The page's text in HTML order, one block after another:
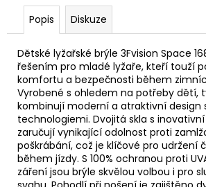
Popis Diskuze
Dětské lyžařské brýle 3Fvision Space
řešením pro mladé lyžaře, kteří touží
komfortu a bezpečnosti během
Vyrobené s ohledem na potřeby dětí,
kombinují moderní a atraktivní design
technologiemi. Dvojitá skla s
zaručují vynikající odolnost proti
poškrábání, což je klíčové pro udržení
během jízdy. S 100% ochranou proti
záření jsou brýle skvělou volbou i pro